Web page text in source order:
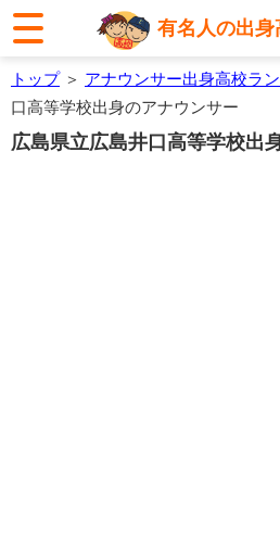
有名人の出
トップ＞ アナウンサー出身高校ラ
口高等学校出身のアナウンサー
広島県立広島井口高等学校出